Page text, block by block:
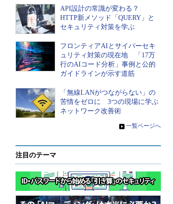
API設計の常識が変わる？
HTTP新メソッド「QUERY」と
セキュリティ対策を学ぶ
フロンティアAIとサイバーセキ
ュリティ対策の現在地 「17万
行のAIコード分析」事例と公的
ガイドラインが示す道筋
「無線LANがつながらない」の
苦情をゼロに 3つの現場に学ぶ
ネットワーク改善術
» 一覧ページへ
注目のテーマ